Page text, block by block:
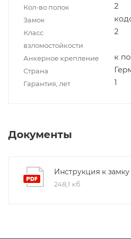
Кол-во полок 2
Замок
Класс
взломостойкости
2
Анкерное крепление к
Страна
Гарантия, лет 1
Документы
Инструкция к замку
248,1 кб